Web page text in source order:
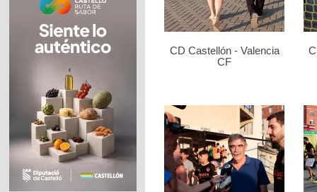
CD Castellón - Valencia
CF